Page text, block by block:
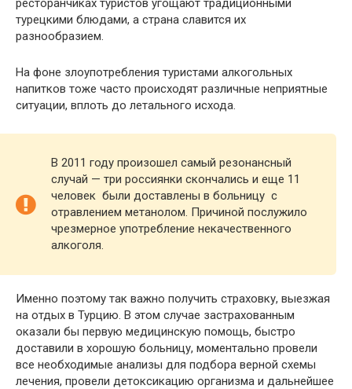
ресторанчиках туристов угощают традиционными
турецкими блюдами, а страна славится их
разнообразием.
На фоне злоупотребления туристами алкогольных
напитков тоже часто происходят различные неприятные
ситуации, вплоть до летального исхода.
В 2011 году произошел самый резонансный
случай — три россиянки скончались и еще 11
человек были доставлены в больницу с
отравлением метанолом. Причиной послужило
чрезмерное употребление некачественного
алкоголя.
Именно поэтому так важно получить страховку, выезжая
на отдых в Турцию. В этом случае застрахованным
оказали бы первую медицинскую помощь, быстро
доставили в хорошую больницу, моментально провели
все необходимые анализы для подбора верной схемы
лечения, провели детоксикацию организма и дальнейшее